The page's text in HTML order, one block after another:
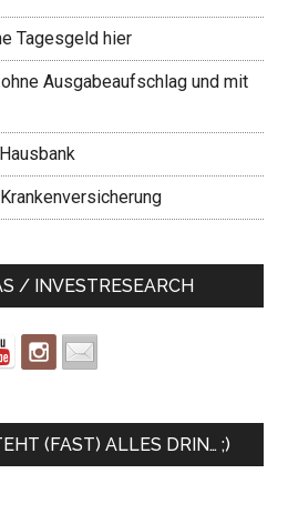
Tagesgeld hier
Ausgabeaufschlag und mit
/ INVESTRESEARCH
(FAST) ALLES DRIN… ;)